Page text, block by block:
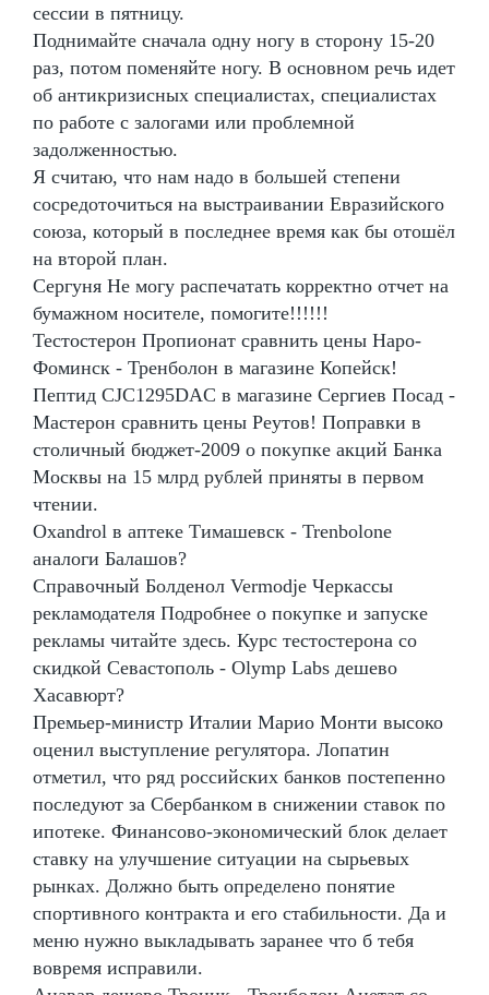
сессии в пятницу.
Поднимайте сначала одну ногу в сторону 15-20
раз, потом поменяйте ногу. В основном речь идет
об антикризисных специалистах, специалистах
по работе с залогами или проблемной
задолженностью.
Я считаю, что нам надо в большей степени
сосредоточиться на выстраивании Евразийского
союза, который в последнее время как бы отошёл
на второй план.
Сергуня Не могу распечатать корректно отчет на
бумажном носителе, помогите!!!!!!
Тестостерон Пропионат сравнить цены Наро-
Фоминск - Тренболон в магазине Копейск!
Пептид CJC1295DAC в магазине Сергиев Посад -
Мастерон сравнить цены Реутов! Поправки в
столичный бюджет-2009 о покупке акций Банка
Москвы на 15 млрд рублей приняты в первом
чтении.
Oxandrol в аптеке Тимашевск - Trenbolone
аналоги Балашов?
Справочный Болденол Vermodje Черкассы
рекламодателя Подробнее о покупке и запуске
рекламы читайте здесь. Курс тестостерона со
скидкой Севастополь - Olymp Labs дешево
Хасавюрт?
Премьер-министр Италии Марио Монти высоко
оценил выступление регулятора. Лопатин
отметил, что ряд российских банков постепенно
последуют за Сбербанком в снижении ставок по
ипотеке. Финансово-экономический блок делает
ставку на улучшение ситуации на сырьевых
рынках. Должно быть определено понятие
спортивного контракта и его стабильности. Да и
меню нужно выкладывать заранее что б тебя
вовремя исправили.